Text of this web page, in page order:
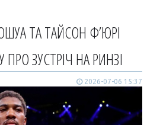
ТА ТАЙСОН Ф’ЮРІ
ЗУСТРІЧ НА РИНЗІ
2026-07-06 15:37